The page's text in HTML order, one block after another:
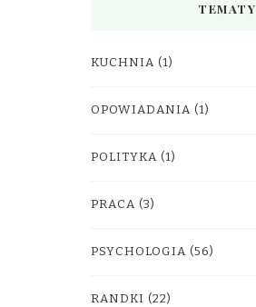
TEMATY
KUCHNIA (1)
OPOWIADANIA (1)
POLITYKA (1)
PRACA (3)
PSYCHOLOGIA (56)
RANDKI (22)